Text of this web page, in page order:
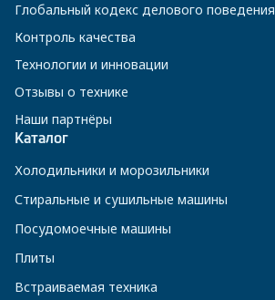
Глобальный кодекс делового поведения
Контроль качества
Технологии и инновации
Отзывы о технике
Наши партнёры
Каталог
Холодильники и морозильники
Стиральные и сушильные машины
Посудомоечные машины
Плиты
Встраиваемая техника